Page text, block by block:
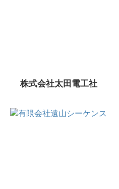
株式会社太田電工社